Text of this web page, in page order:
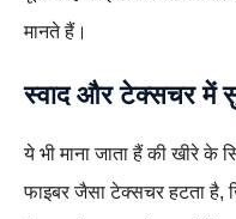
मानते हैं।
स्वाद और टेक्सचर में
ये भी माना जाता हैं की खीरे
फाइबर जैसा टेक्सचर हटता है,